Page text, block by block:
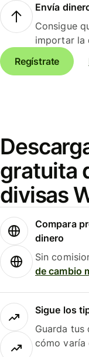
Envía
Consigue
importar la
Regístrate
gratuita
divisas
Compara
dinero
Sin
de cambio
Sigue los
Guarda
cómo varía